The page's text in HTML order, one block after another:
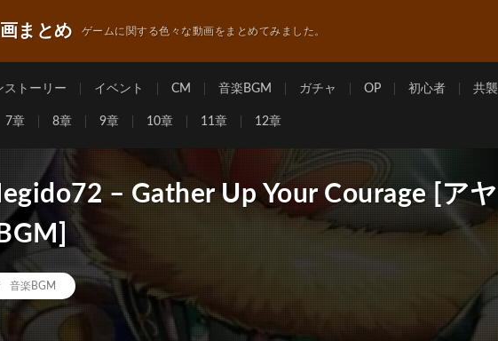
まとめ ゲームに関する色々な動画をまとめてみました。
ストーリー イベント CM 音楽BGM ガチャ OP 初心者 共襲
7章 8章 9章 10章 11章 12章
– Gather Up Your Courage [アヤ
音楽BGM